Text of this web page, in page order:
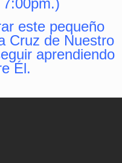
este pequeño
Cruz de Nuestro
aprendiendo
Él.